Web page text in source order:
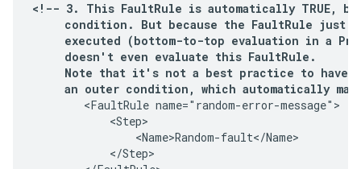
<!-- 3. This FaultRule is automatically TRUE,
condition. But because the FaultRule just
executed (bottom-to-top evaluation in a
     doesn't even evaluate this FaultRule.
Note that it's not a best practice to have
an outer condition, which automatically
        <FaultRule name="random-error-message">
            <Step>
                <Name>Random-fault</Name>
            </Step>